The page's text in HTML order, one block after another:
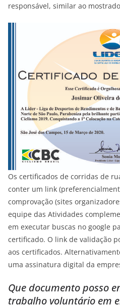
responsável, similar ao
Os certificados de corridas de
conter um link
comprovação (sites
equipe das Atividades
em executar buscas no google
certificado. O link de validação
aos certificados.
uma assinatura digital da
Que documento posso
trabalho voluntário em